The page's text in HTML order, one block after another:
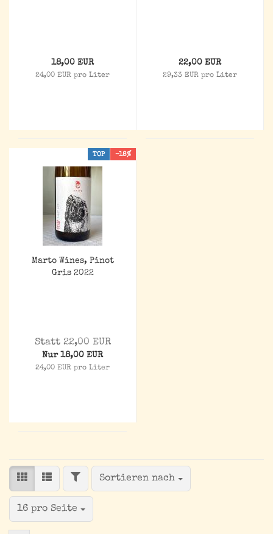
18,00 EUR
24,00 EUR pro Liter
22,00 EUR
29,33 EUR pro Liter
TOP -18%
Marto Wines, Pinot
Gris 2022
Statt 22,00 EUR
Nur 18,00 EUR
24,00 EUR pro Liter
FILTERSortieren nach
Sortieren nach
16 pro Seite
pro Seite